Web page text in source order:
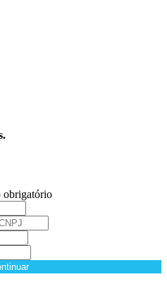
obrigatório